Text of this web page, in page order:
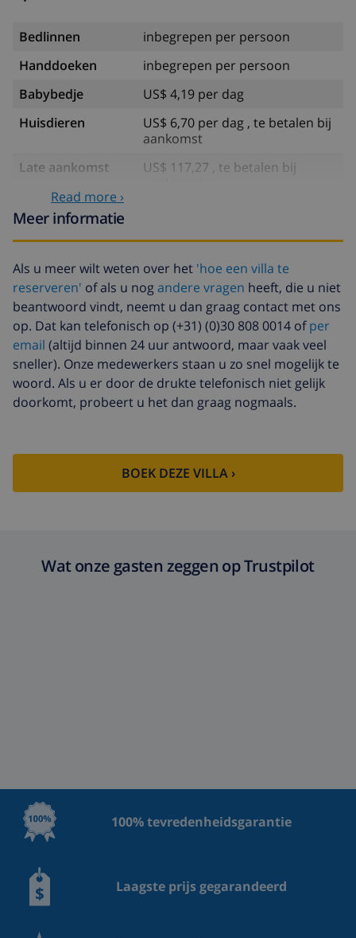
Bedlinnen
inbegrepen per persoon
Handdoeken
inbegrepen per persoon
Babybedje
US$ 4,19 per dag
Huisdieren
US$ 6,70 per dag , te betalen bij
aankomst
Late aankomst
US$ 117,27 , te betalen bij
Extra beddengoed
betalen bij aankomst
Late checkout
US$ 113,75
Extra
schoonmaak
gebaseerd op energie verbruik
(US$ 52,77/HOUR)
Annuleringsfonds:
4.80% van het totale bedrag
Read more ›
Meer informatie
Als u meer wilt weten over het 'hoe een villa te
reserveren' of als u nogandere vragen heeft, die u niet
beantwoord vindt, neemt u dan graag contact met ons
op. Dat kan telefonisch op (+31) (0)30 808 0014 ofper
email (altijd binnen 24 uur antwoord, maar vaak veel
sneller). Onze medewerkers staan u zo snel mogelijk te
woord. Als u er door de drukte telefonisch niet gelijk
doorkomt, probeert u het dan graag nogmaals.
BOEK DEZE VILLA ›
Wat onze gasten zeggen op Trustpilot
100% tevredenheidsgarantie
Laagste prijs gegarandeerd